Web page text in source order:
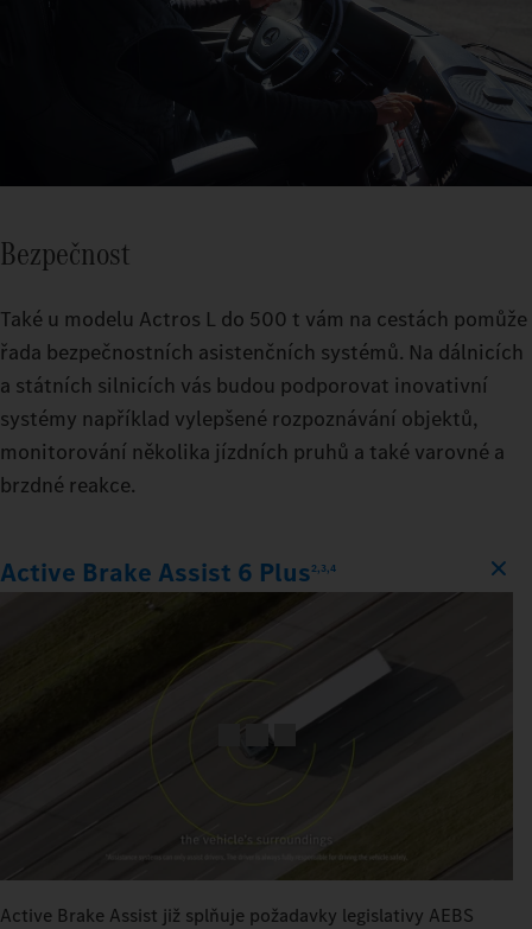
Bezpečnost
Také u modelu Actros L do 500 t vám na cestách pomůže
řada bezpečnostních asistenčních systémů. Na dálnicích
a státních silnicích vás budou podporovat inovativní
systémy například vylepšené rozpoznávání objektů,
monitorování několika jízdních pruhů a také varovné a
brzdné reakce.
Active Brake Assist 6 Plus2,3,4
Active Brake Assist již splňuje požadavky legislativy AEBS